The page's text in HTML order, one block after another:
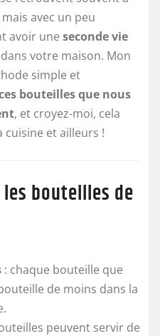
avec un peu
avoir une seconde vie
dans votre maison. Mon
simple et
bouteilles que nous
, et croyez-moi, cela
cuisine et ailleurs !
bouteilles de
: chaque bouteille que
de moins dans la
peuvent servir de